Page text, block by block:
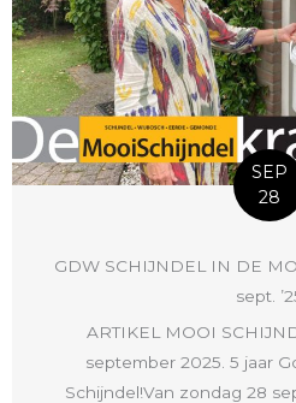
SEP
28
GDW SCHIJNDEL IN DE
sept.
ARTIKEL MOOI
september 2025. 5 jaar
Schijndel!Van zondag 28